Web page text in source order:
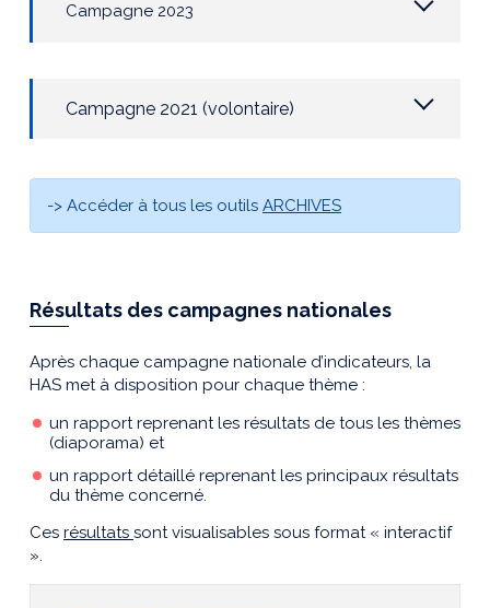
Campagne 2023
Campagne 2021 (volontaire)
-> Accéder à tous les outils ARCHIVES
Résultats des campagnes nationales
Après chaque campagne nationale d’indicateurs, la
HAS met à disposition pour chaque thème :
un rapport reprenant les résultats de tous les thèmes
(diaporama) et
un rapport détaillé reprenant les principaux résultats
du thème concerné.
Ces résultats sont visualisables sous format « interactif
».